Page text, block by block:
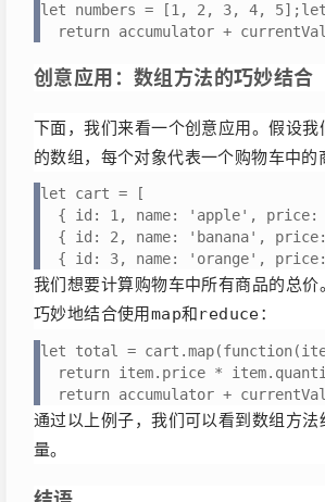
let numbers = [1, 2, 3, 4,
return accumulator +
创意应用：数组方法的巧妙结合
下面，我们来看一个创意应用。假设我
的数组，每个对象代表一个购物车中的
let cart = [
{ id: 1, name: 'apple', price:
{ id: 2, name: 'banana',
{ id: 3, name: 'orange',
我们想要计算购物车中所有商品的总价
巧妙地结合使用map和reduce：
let total =
return item.price *
return accumulator +
通过以上例子，我们可以看到数组方法
量。